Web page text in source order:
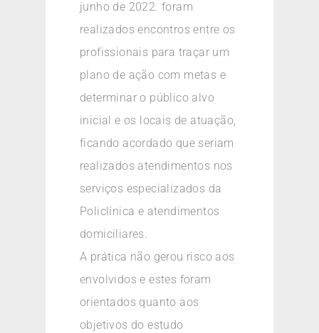
junho de 2022. foram
realizados encontros entre os
profissionais para traçar um
plano de ação com metas e
determinar o público alvo
inicial e os locais de atuação,
ficando acordado que seriam
realizados atendimentos nos
serviços especializados da
Policlínica e atendimentos
domiciliares.
A prática não gerou risco aos
envolvidos e estes foram
orientados quanto aos
objetivos do estudo